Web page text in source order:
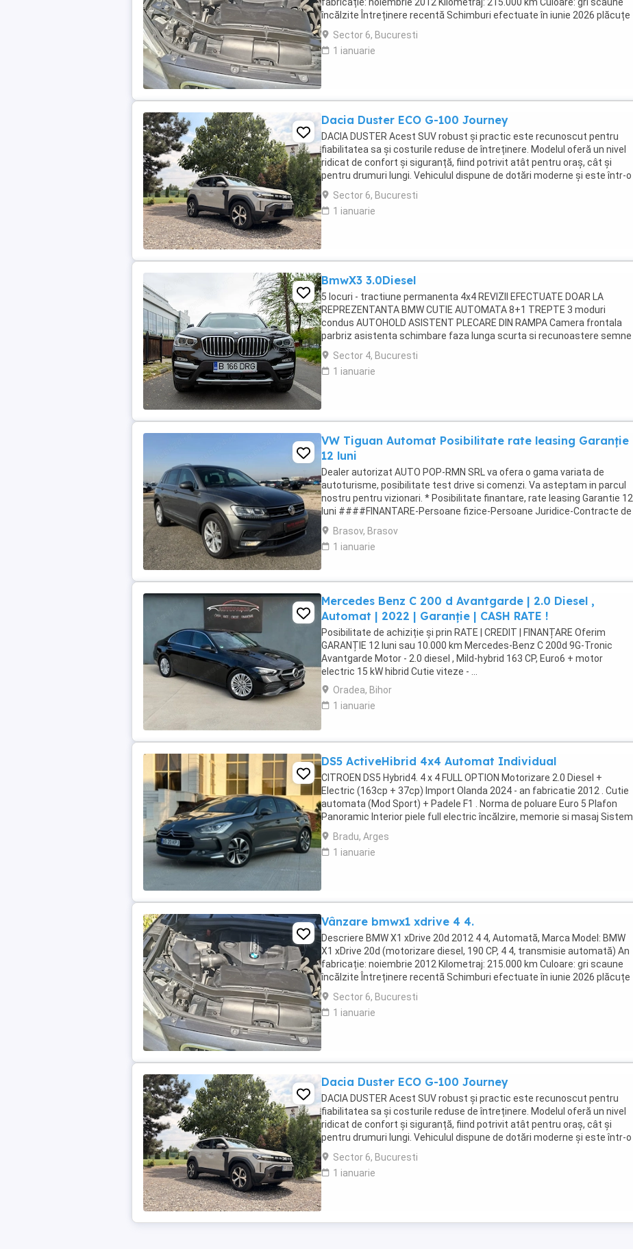
încălzite Întreținere recentă Schimburi efectuate în iunie 2026 plăcuțe
de frână + senzor, ...
Sector 6, Bucuresti
1 ianuarie
Dacia Duster ECO G-100 Journey
DACIA DUSTER Acest SUV robust și practic este recunoscut pentru
fiabilitatea sa și costurile reduse de întreținere. Modelul oferă un nivel
ridicat de confort și siguranță, fiind potrivit atât pentru oraș, cât și
pentru drumuri lungi. Vehiculul dispune de dotări moderne și este într-o
stare foarte bună. 5 ...
Sector 6, Bucuresti
1 ianuarie
BmwX3 3.0Diesel
5 locuri - tractiune permanenta 4x4 REVIZII EFECTUATE DOAR LA
REPREZENTANTA BMW CUTIE AUTOMATA 8+1 TREPTE 3 moduri
condus AUTOHOLD ASISTENT PLECARE DIN RAMPA Camera frontala
parbriz asistenta schimbare faza lunga scurta si recunoastere semne
rutiere Keyless Go ! Pornire fara cheie Keyless ...
Sector 4, Bucuresti
1 ianuarie
VW Tiguan Automat Posibilitate rate leasing Garanție
12 luni
Dealer autorizat AUTO POP-RMN SRL va ofera o gama variata de
autoturisme, posibilitate test drive si comenzi. Va asteptam in parcul
nostru pentru vizionari. * Posibilitate finantare, rate leasing Garantie 12
luni ####FINANTARE-Persoane fizice-Persoane Juridice-Contracte de
munca in strainatate### ...
Brasov, Brasov
1 ianuarie
Mercedes Benz C 200 d Avantgarde | 2.0 Diesel ,
Automat | 2022 | Garanție | CASH RATE !
Posibilitate de achiziție și prin RATE | CREDIT | FINANȚARE Oferim
GARANȚIE 12 luni sau 10.000 km Mercedes-Benz C 200d 9G-Tronic
Avantgarde Motor - 2.0 diesel , Mild-hybrid 163 CP, Euro6 + motor
electric 15 kW hibrid Cutie viteze - ...
Oradea, Bihor
1 ianuarie
DS5 ActiveHibrid 4x4 Automat Individual
CITROEN DS5 Hybrid4. 4 x 4 FULL OPTION Motorizare 2.0 Diesel +
Electric (163cp + 37cp) Import Olanda 2024 - an fabricatie 2012 . Cutie
automata (Mod Sport) + Padele F1 . Norma de poluare Euro 5 Plafon
Panoramic Interior piele full electric încălzire, memorie si masaj Sistem
Comfort Keyless ...
Bradu, Arges
1 ianuarie
Vânzare bmwx1 xdrive 4 4.
Descriere BMW X1 xDrive 20d 2012 4 4, Automată, Marca Model: BMW
X1 xDrive 20d (motorizare diesel, 190 CP, 4 4, transmisie automată) An
fabricație: noiembrie 2012 Kilometraj: 215.000 km Culoare: gri scaune
încălzite Întreținere recentă Schimburi efectuate în iunie 2026 plăcuțe
de frână + senzor, ...
Sector 6, Bucuresti
1 ianuarie
Dacia Duster ECO G-100 Journey
DACIA DUSTER Acest SUV robust și practic este recunoscut pentru
fiabilitatea sa și costurile reduse de întreținere. Modelul oferă un nivel
ridicat de confort și siguranță, fiind potrivit atât pentru oraș, cât și
pentru drumuri lungi. Vehiculul dispune de dotări moderne și este într-o
stare foarte bună. 5 ...
Sector 6, Bucuresti
1 ianuarie